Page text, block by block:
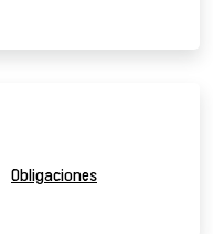
Obligaciones